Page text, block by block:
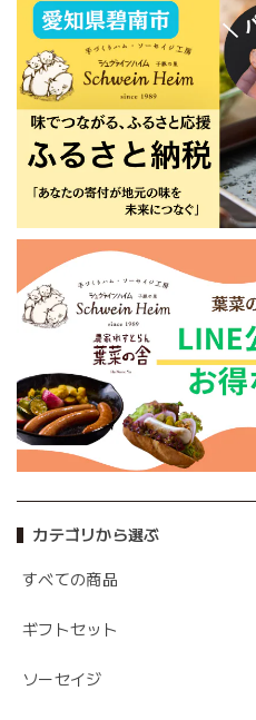
カテゴリから選ぶ
すべての商品
ギフトセット
ソーセイジ